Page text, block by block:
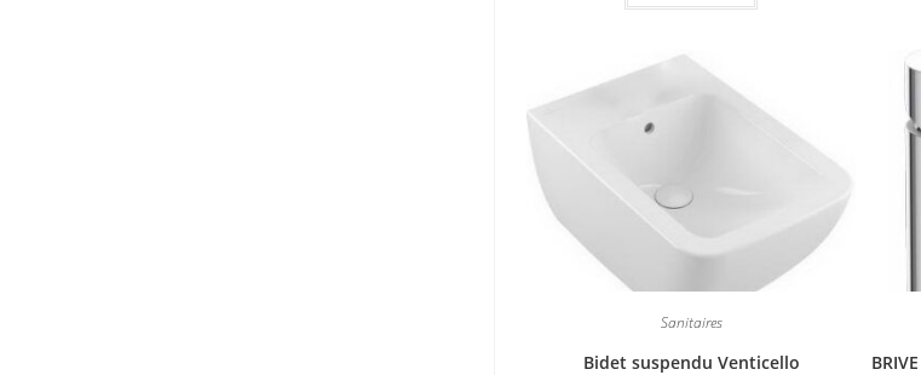
Sanitaires
Bidet suspendu Venticello